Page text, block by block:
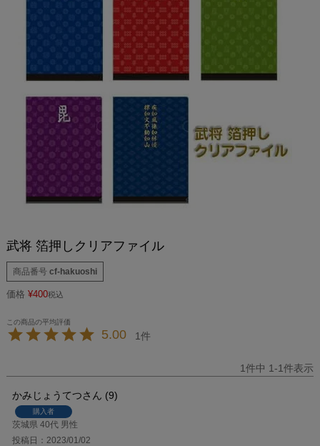
武将 箔押しクリアファイル
商品番号 cf-hakuoshi
価格 ¥400税込
5.00 1
1件中 1-1件表示
かみじょうてつ 9
購入者
茨城県 40代 男性
投稿日
2023/01/02